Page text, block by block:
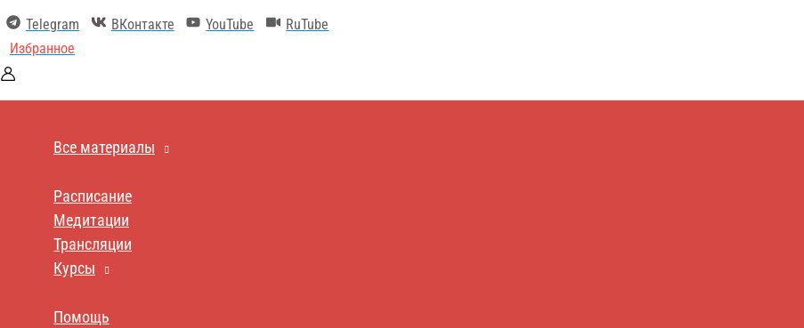
содержимому
Telegram ВКонтакте YouTube
RuTube
Избранное
Все материалы
Расписание
Медитации
Трансляции
Курсы
Помощь